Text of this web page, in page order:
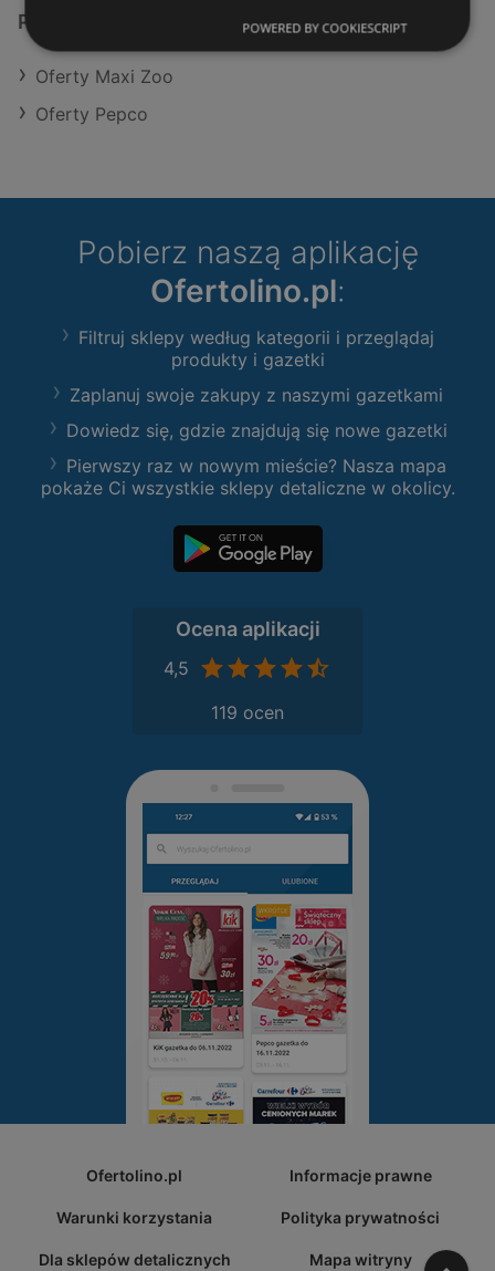
Podobne sklepy detaliczne
Oferty Maxi Zoo
Oferty Pepco
Pobierz naszą aplikację
Ofertolino.pl:
Filtruj sklepy według kategorii i przeglądaj
produkty i gazetki
Zaplanuj swoje zakupy z naszymi gazetkami
Dowiedz się, gdzie znajdują się nowe gazetki
Pierwszy raz w nowym mieście? Nasza mapa
pokaże Ci wszystkie sklepy detaliczne w okolicy.
Ocena aplikacji
4,5
119 ocen
Ofertolino.pl Informacje prawne
Warunki korzystania Polityka prywatności
Dla sklepów detalicznych Mapa witryny
POWERED BY COOKIESCRIPT